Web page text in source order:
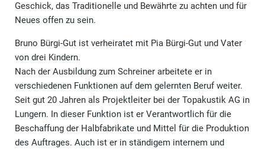
Geschick, das Traditionelle und Bewährte zu achten und für
Neues offen zu sein.
Bruno Bürgi-Gut ist verheiratet mit Pia Bürgi-Gut und Vater
von drei Kindern.
Nach der Ausbildung zum Schreiner arbeitete er in
verschiedenen Funktionen auf dem gelernten Beruf weiter.
Seit gut 20 Jahren als Projektleiter bei der Topakustik AG in
Lungern. In dieser Funktion ist er Verantwortlich für die
Beschaffung der Halbfabrikate und Mittel für die Produktion
des Auftrages. Auch ist er in ständigem internem und